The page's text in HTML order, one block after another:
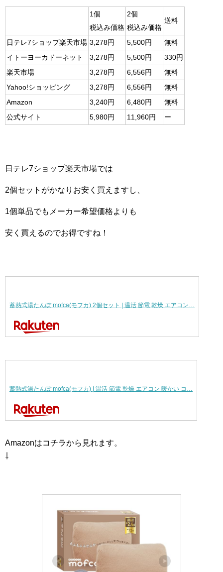
1個
税込み価格
2個
税込み価格
送料
日テレ7ショップ楽天市場 3,278円 5,500円
無料
イトーヨーカドーネット
3,278円 5,500円
330円
楽天市場
3,278円 6,556円
無料
Yahoo!ショッピング
3,278円 6,556円
無料
Amazon
3,240円 6,480円
無料
公式サイト
5,980円 11,960円 ー
日テレ7ショップ楽天市場では
2個セットがかなりお安く買えますし、
1個単品でもメーカー希望価格よりも
安く買えるのでお得ですね！
蓄熱式湯たんぽ mofca(モフカ) 2個セット | 温活 節電 乾燥 エアコン…
蓄熱式湯たんぽ mofca(モフカ) | 温活 節電 乾燥 エアコン 暖かい コ…
Amazonはコチラから見れます。
⇩